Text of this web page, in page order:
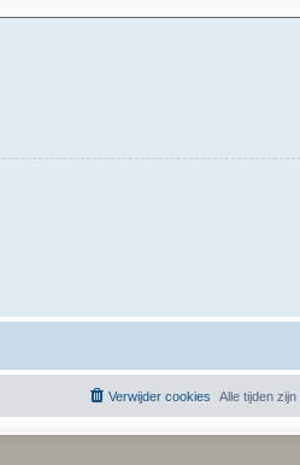
Alle tijden zijn
Verwijder cookies